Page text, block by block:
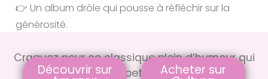
👉 Un album drôle qui pousse à réfléchir sur la
générosité.
Craquez pour ce classique plein d’humour qui
fait réfléchir petits et grands
Découvrir sur Acheter sur